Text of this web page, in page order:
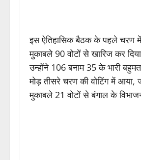
इस ऐतिहासिक बैठक के पहले चरण
मुकाबले 90 वोटों से खारिज कर
उन्होंने 106 बनाम 35 के भारी
मोड़ तीसरे चरण की वोटिंग में आया,
मुकाबले 21 वोटों से बंगाल के